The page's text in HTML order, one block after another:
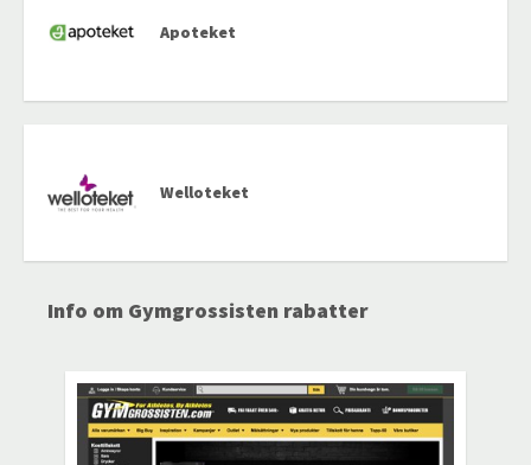
Apoteket
Welloteket
Info om Gymgrossisten rabatter